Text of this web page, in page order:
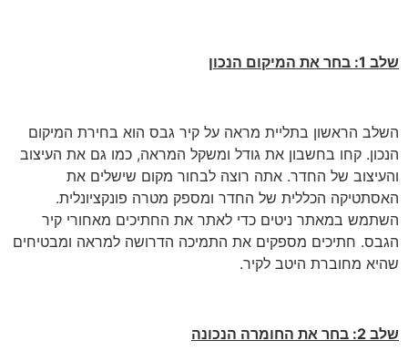
שלב 1: בחר את המיקום הנכון
השלב הראשון בתליית מראה על קיר גבס הוא בחירת המיקום
הנכון. קחו בחשבון את גודל ומשקל המראה, כמו גם את העיצוב
והעיצוב של החדר. אתה רוצה לבחור מקום שישלים את
האסתטיקה הכללית של החדר ומספק מטרה פונקציונלית.
השתמש במאתר ניטים כדי לאתר את החתיכים מאחורי קיר
הגבס. חתיכים מספקים את התמיכה הדרושה למראה ומבטיחים
שהיא מחוברת היטב לקיר.
שלב 2: בחר את החומרה הנכונה